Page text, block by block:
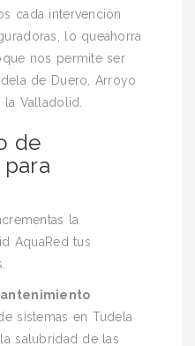
cada intervención
lo queahorra
nos permite ser
de Duero, Arroyo
Valladolid.
de
la
AquaRed tus
sistemas en Tudela
salubridad de las